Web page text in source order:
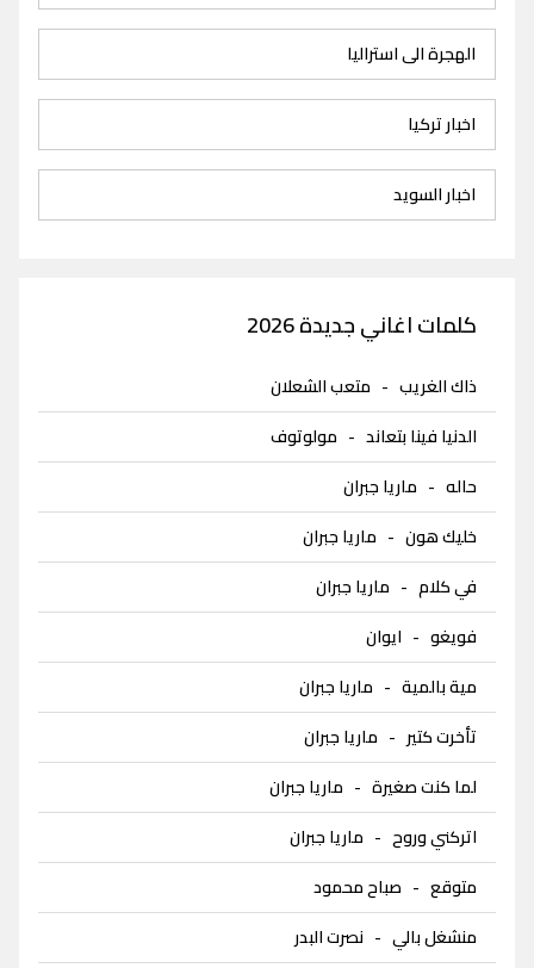
الهجرة الى استراليا
اخبار تركيا
اخبار السويد
كلمات اغاني جديدة 2026
ذاك الغريب - متعب الشعلان
الدنيا فينا بتعاند - مولوتوف
حاله - ماريا جبران
خليك هون - ماريا جبران
في كلام - ماريا جبران
فويغو - ايوان
مية بالمية - ماريا جبران
تأخرت كتير - ماريا جبران
لما كنت صغيرة - ماريا جبران
اتركني وروح - ماريا جبران
متوقع - صباح محمود
منشغل بالي - نصرت البدر